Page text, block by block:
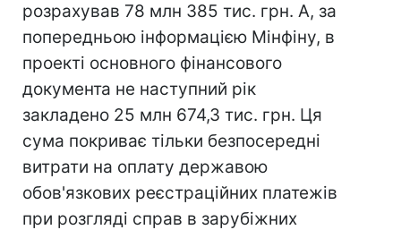
розрахував 78 млн 385 тис. грн. А, за
попередньою інформацією Мінфіну, в
проекті основного фінансового
документа не наступний рік
закладено 25 млн 674,3 тис. грн. Ця
сума покриває тільки безпосередні
витрати на оплату державою
обов'язкових реєстраційних платежів
при розгляді справ в зарубіжних